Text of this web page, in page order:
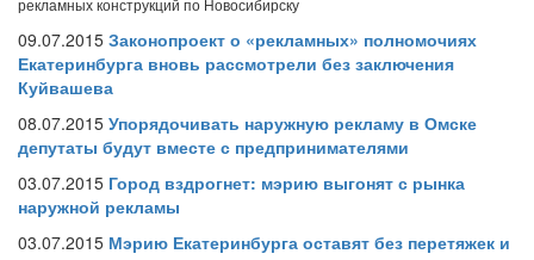
рекламных конструкций по Новосибирску
09.07.2015 Законопроект о «рекламных» полномочиях
Екатеринбурга вновь рассмотрели без заключения
Куйвашева
08.07.2015 Упорядочивать наружную рекламу в Омске
депутаты будут вместе с предпринимателями
03.07.2015 Город вздрогнет: мэрию выгонят с рынка
наружной рекламы
03.07.2015 Мэрию Екатеринбурга оставят без перетяжек и